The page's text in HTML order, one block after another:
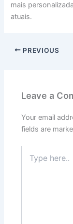
mais
atuais.
PREVIOUS
Leave a
Your email
fields are
here..